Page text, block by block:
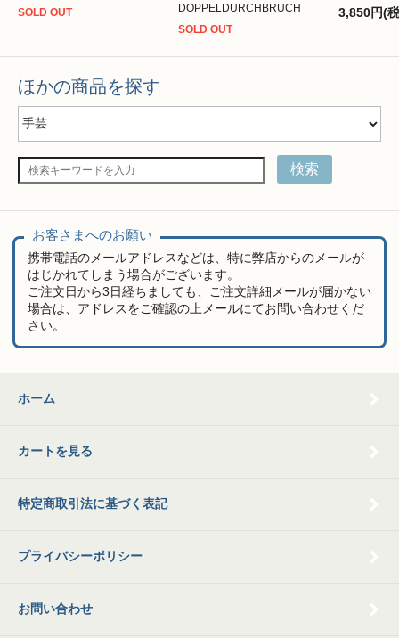
SOLD OUT
DOPPELDURCHBRUCH
SOLD OUT
3,850円(
ほかの商品を探す
検索
お客さまへのお願い
携帯電話のメールアドレスなどは、特に弊店からのメールが
はじかれてしまう場合がございます。
ご注文日から3日経ちましても、ご注文詳細メールが届かない
場合は、アドレスをご確認の上メールにてお問い合わせくだ
さい。
ホーム
カートを見る
特定商取引法に基づく表記
プライバシーポリシー
お問い合わせ